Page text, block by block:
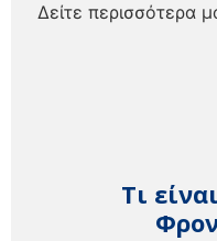
Τι
Δείτε περισσότερα